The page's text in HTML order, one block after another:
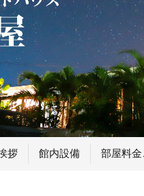
拶 館内設備 部屋料金